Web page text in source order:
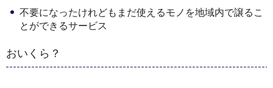
不要になったけれどもまだ使えるモノを地域内で譲るこ
とができるサービス
おいくら？